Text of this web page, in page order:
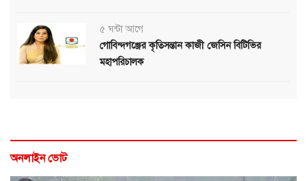
৫ ঘন্টা আগে
গোবিন্দগঞ্জের কৃতিসন্তান কাজী জেসিন বিটিভির
মহাপরিচালক
অনলাইন ভোট